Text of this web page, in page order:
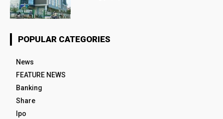
POPULAR CATEGORIES
News
FEATURE NEWS
Banking
Share
Ipo